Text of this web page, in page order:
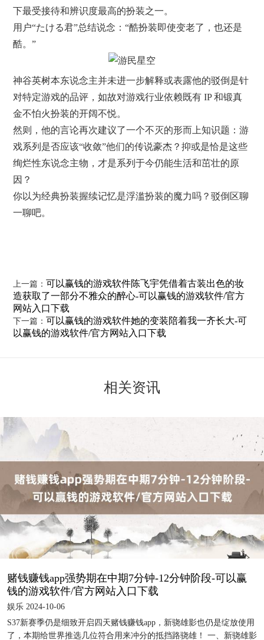
下最受接待和辨识度最高的扮装之一。
用户“たける君”总结说念：“酷扮装即使变老了，也还是
酷。”
神谷英树本东说念主并未进一步解释或表露他的驳倒是针
对特定游戏的品评，如故对游戏行业依赖既有 IP 和锻真
金不怕火扮装的开阔不悦。
然则，他的言论再次建议了一个不灭的形而上知识题：游
戏系列是否应该“收敛”他们的传说豪杰？抑或是恰是这些
绚烂性东说念主物，才是系列于今仍能生活和茁壮的原
因？
你以为经典扮装握续记忆是浮滥扮装的魔力吗？驳倒区聊
一聊吧。
上一篇： 可以赢钱的游戏软件陈飞宇凭借着古装出色的妆
造获取了一部分不雅众的醉心-可以赢钱的游戏软件/官方
网站入口下载
下一篇： 可以赢钱的游戏软件她的变装陪着我一齐长大-可
以赢钱的游戏软件/官方网站入口下载
相关资讯
赌钱赚钱app强势期在中期7分钟-12分钟阶段-可以赢
钱的游戏软件/官方网站入口下载
娱乐 2024-10-06
S37新赛季仍是细致开启四天赌钱赚钱app，新骁雄影也仍是绽放使用
了，本期给世界推选几位符合用来冲分的抵挡路骁雄！ 一、新骁雄影